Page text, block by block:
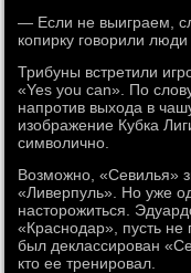
— Если не выиграем,
копирку говорили
Трибуны встретили
«Yes you can». По
напротив выхода в
изображение Кубка
символично.
Возможно, «Севилья»
«Ливерпуль». Но уже
насторожиться.
«Краснодар», пусть не
был деклассирован
кто ее тренировал.